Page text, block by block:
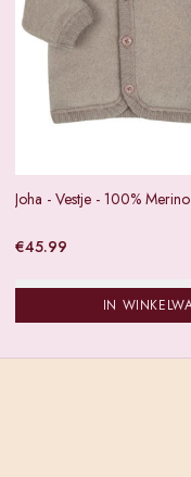
Joha - Vestje - 100%
€45.99
IN